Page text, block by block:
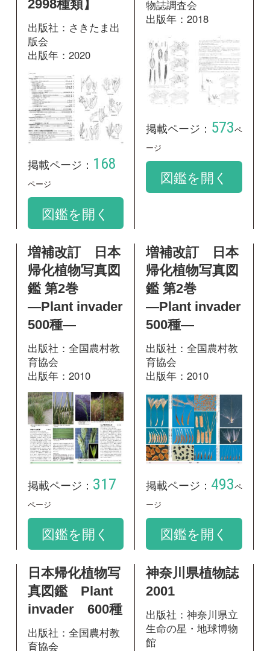
掲載ページ： 168
ページ
図鑑を開く
図鑑を開く
増補改訂 日本
帰化植物写真図
鑑 第2巻
―Plant invader
500種―
育協会
出版年：2010
掲載ページ：317
ページ
図鑑を開く
増補改訂 日本
鑑 第2巻
―Plant invader
500種―
出版社：全国農村教
育協会
出版年：2010
掲載ページ：493ペ
ージ
図鑑を開く
日本帰化植物写
真図鑑 Plant
invader 600種
出版社：全国農村教
育協会
出版年：2001
掲載ページ： 423
ページ
図鑑を開く
神奈川県植物誌
出版社：神奈川県立
生命の星・地球博物
館
出版年：2001
掲載ページ：298
ペ
図鑑を開く